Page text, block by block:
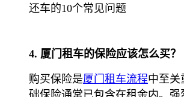
4. 厦门租车的保险应该怎么买？
购买保险是厦门租车流程中至关